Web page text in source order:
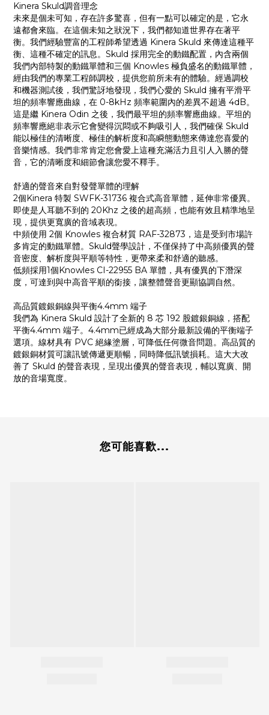
Kinera Skuld調音理念
未來是個未可知，存在許多驚喜，但有一點可以確定的是，它永
遠都會來臨。在這個未知之狀況下，我們都知道世界存在著平
衡。我們經驗豐富的工程師希望透過 Kinera Skuld 來傳達這種平
衡、這種不確定的訊息。Skuld 採用完全的動鐵配置，內含兩個
我們內部特製的動鐵單體和三個 Knowles 極負盛名的動鐵單體，
經由我們的專業工程師調校，提供您前所未有的體驗。經過調校
和機器測試後，我們驚訝地發現，我們心愛的 Skuld 擁有平滑平
坦的頻率響應曲線，在 0-8kHz 頻率範圍內的差異不超過 4dB。
這是繼 Kinera Odin 之後，我們最平坦的頻率響應曲線。平坦的
頻率響應絕非表示它會變得沉悶或不夠吸引人，我們確保 Skuld
能以極佳的清晰度、極佳的解析度和高瞬態動態來傳達您喜愛的
音樂情感。我們非常肯定您會愛上這種充滿活力且引人入勝的聲
音，它的清晰度和細節會讓您愛不釋手。
舒適的聲音來自對發聲單體的理解
2個Kinera 特製 SWFK-31736 複合式高音單體，延伸非常優異。
即使是人耳聽不到的 20Khz 之後的超高頻，也能有效且精準地呈
現，提供更寬廣的音域表現。
中頻使用 2個 Knowles 複合材質 RAF-32873，這是受到市場許
多肯定的動鐵單體。Skuld聲學設計，不僅保持了中高頻優異的聲
音密度、解析度與平順等特性，更帶來柔和舒適的聽感。
低頻採用1個Knowles CI-22955 BA 單體，具有優異的下潛深
度，可達到與中高音平順的銜接，讓整體聲音更顯協調自然。
高品質鍍銀銅線與平衡4.4mm 端子
我們為 Kinera Skuld 設計了全新的 8 芯 192 股鍍銀銅線，搭配
平衡4.4mm 端子。4.4mm已經成為大部分最新設備的平衡端子
選項。線材具有 PVC 絕緣塗層，可降低任何微音問題。高品質的
鍍銀銅材質可讓訊號傳遞更順暢，同時降低訊號損耗。這大大改
善了 Skuld 的聲音表現，呈現出優異的聲音表現，輔以寬廣、開
放的音場寬度。
您可能喜歡...